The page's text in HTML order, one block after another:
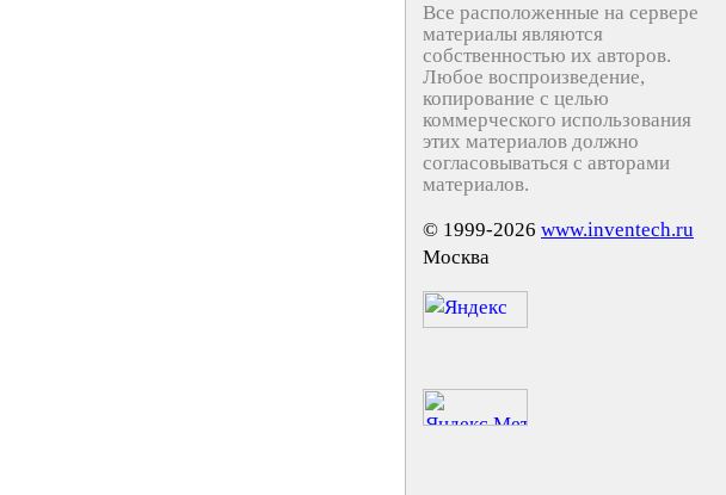
Все расположенные на сервере
материалы являются
собственностью их авторов.
Любое воспроизведение,
копирование с целью
коммерческого использования
этих материалов должно
согласовываться с авторами
материалов.
© 1999-2026 www.inventech.ru
Москва